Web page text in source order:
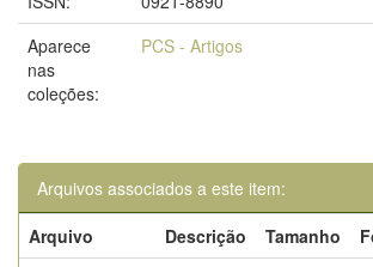
Aparece
nas
coleções:
PCS - Artigos
Arquivos associados a este item:
Arquivo
Descrição Tamanho